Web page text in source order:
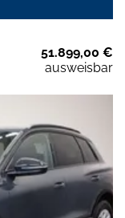
51.899,00 €
ausweisbar